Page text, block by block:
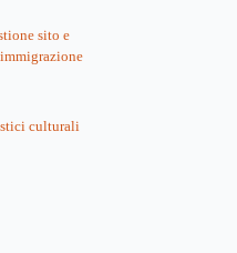
sito e
culturali